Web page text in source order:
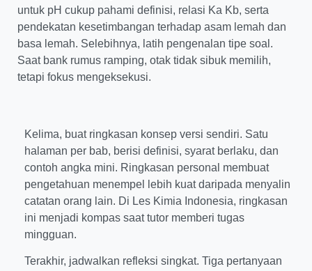
untuk pH cukup pahami definisi, relasi Ka Kb, serta
pendekatan kesetimbangan terhadap asam lemah dan
basa lemah. Selebihnya, latih pengenalan tipe soal.
Saat bank rumus ramping, otak tidak sibuk memilih,
tetapi fokus mengeksekusi.
Kelima, buat ringkasan konsep versi sendiri. Satu
halaman per bab, berisi definisi, syarat berlaku, dan
contoh angka mini. Ringkasan personal membuat
pengetahuan menempel lebih kuat daripada menyalin
catatan orang lain. Di Les Kimia Indonesia, ringkasan
ini menjadi kompas saat tutor memberi tugas
mingguan.
Terakhir, jadwalkan refleksi singkat. Tiga pertanyaan